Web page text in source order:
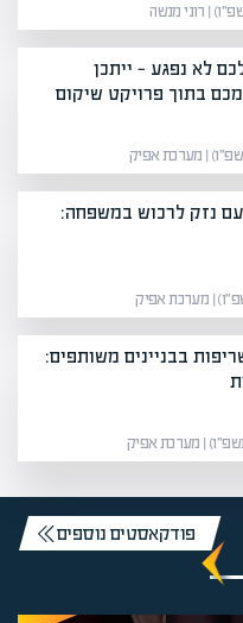
לא נפגע — ייתכן
בתוך פרויקט שיקום
נזק לרכוש במשפחה:
בבניינים משותפים:
פודקאסטים נוספים